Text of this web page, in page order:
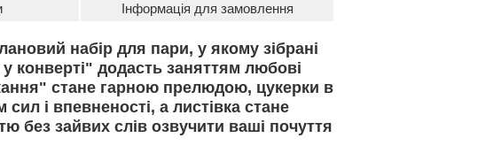
Інформація для замовлення
набір для пари, у якому зібрані
конверті" додасть заняттям любові
стане гарною прелюдою, цукерки в
і впевненості, а листівка стане
без зайвих слів озвучити ваші почуття